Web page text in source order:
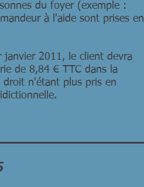
du foyer (exemple :
à l'aide sont prises en
janvier 2011, le client devra
de 8,84 € TTC dans la
droit n'étant plus pris en